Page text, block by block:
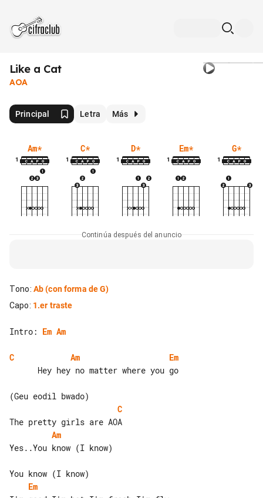
Like a Cat
AOA
Principal Letra Más
Am*
1
C*
1
D*
1
Em*
1
G*
1
Continúa después del anuncio
Tono: Ab(con forma de G)
Capo: 1.er traste
Intro: Em Am
C Am
Em
C
Am
Yes..You know (I know)
Em